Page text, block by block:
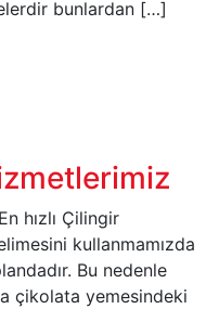
bunlardan […]
hızlı Çilingir
kullanmamızda
Bu nedenle
çikolata yemesindeki